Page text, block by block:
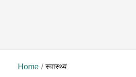
Home स्वास्थ्य